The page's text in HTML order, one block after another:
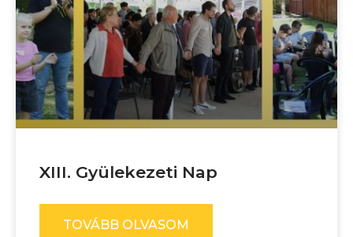
XIII. Gyülekezeti Nap
TOVÁBB OLVASOM